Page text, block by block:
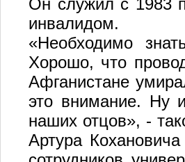
Он служил с 1983
инвалидом.
«Необходимо
Хорошо, что
Афганистане
это внимание. Ну
наших отцов», -
Артура